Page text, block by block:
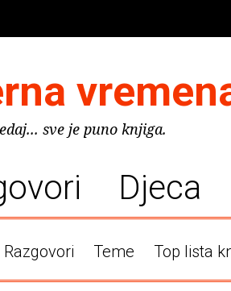
sve je puno knjiga.
Djeca
Razgovori Teme Top lista